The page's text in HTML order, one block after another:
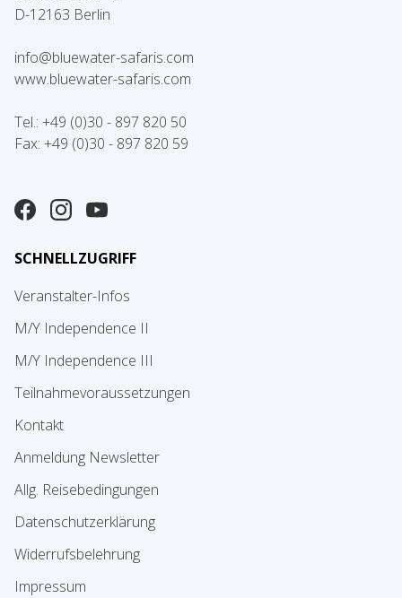
D-12163 Berlin
info@bluewater-safaris.com
www.bluewater-safaris.com
Tel.: +49 (0)30 - 897 820 50
Fax: +49 (0)30 - 897 820 59
SCHNELLZUGRIFF
Veranstalter-Infos
M/Y Independence II
M/Y Independence III
Teilnahmevoraussetzungen
Kontakt
Anmeldung Newsletter
Allg. Reisebedingungen
Datenschutzerklärung
Widerrufsbelehrung
Impressum